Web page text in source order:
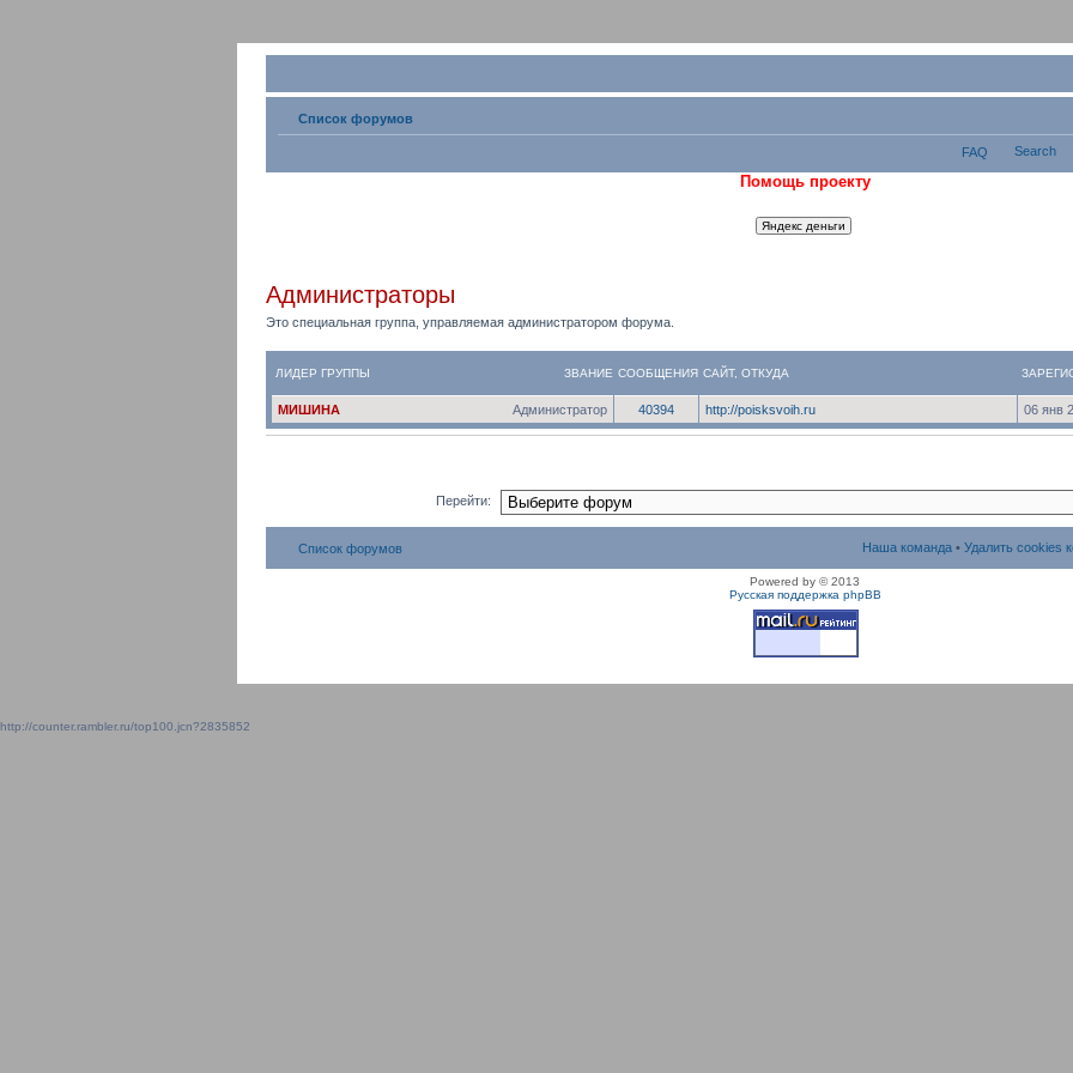
Список форумов
FAQ Search
Помощь проекту
Администраторы
Это специальная группа, управляемая администратором форума.
ЗВАНИЕ
ЛИДЕР ГРУППЫ СООБЩЕНИЯ САЙТ, ОТКУДА
Администратор
МИШИНА 40394 http://poisksvoih.ru 06 янв
Перейти:
Список форумов Наша команда • Удалить cookies
Powered by © 2013
Русская поддержка phpBB
http://counter.rambler.ru/top100.jcn?2835852